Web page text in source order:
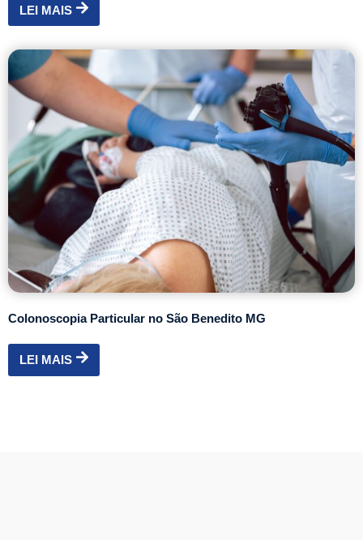
LEI MAIS
Colonoscopia Particular no São Benedito MG
LEI MAIS